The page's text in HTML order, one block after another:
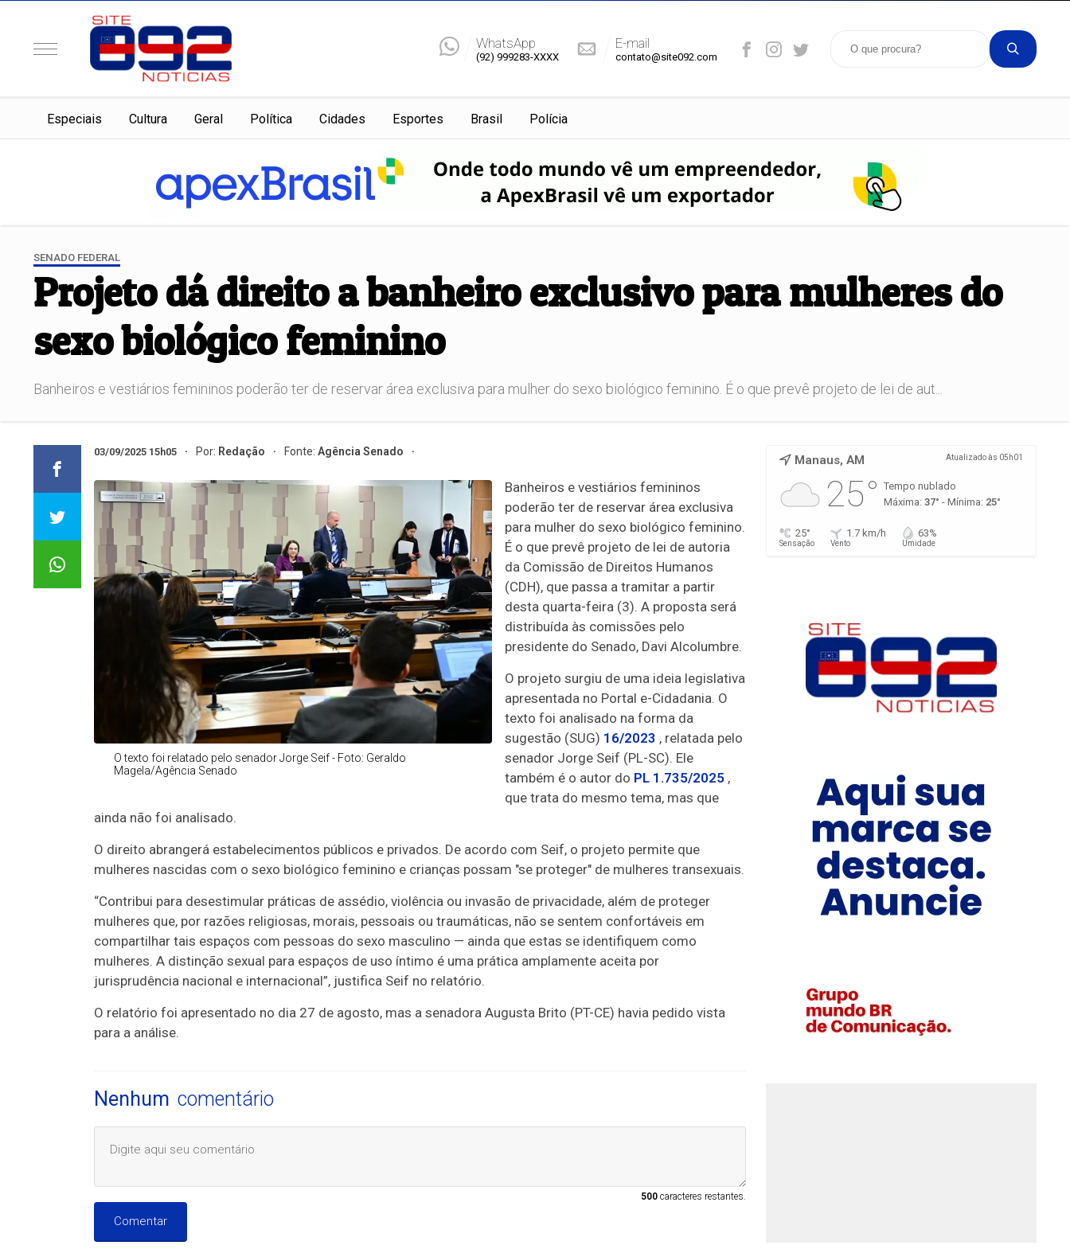
E-mail
contato@site092.com
WhatsApp
(92) 999283-XXXX
Especiais Cultura Geral Política Cidades Esportes Brasil Polícia
SENADO FEDERAL
Projeto dá direito a banheiro exclusivo para mulheres do
sexo biológico feminino
Banheiros e vestiários femininos poderão ter de reservar área exclusiva para mulher do sexo biológico feminino. É o que prevê projeto de lei de aut...
03/09/2025 15h05 Por: Redação Fonte: Agência Senado
O texto foi relatado pelo senador Jorge Seif - Foto: Geraldo
Magela/Agência Senado
Banheiros e vestiários femininos
poderão ter de reservar área exclusiva
para mulher do sexo biológico feminino.
É o que prevê projeto de lei de autoria
da Comissão de Direitos Humanos
(CDH), que passa a tramitar a partir
desta quarta-feira (3). A proposta será
distribuída às comissões pelo
presidente do Senado, Davi Alcolumbre.
O projeto surgiu de uma ideia legislativa
apresentada no Portal e-Cidadania. O
texto foi analisado na forma da
sugestão (SUG) 16/2023 , relatada pelo
senador Jorge Seif (PL-SC). Ele
também é o autor do PL 1.735/2025,
que trata do mesmo tema, mas que
ainda não foi analisado.
O direito abrangerá estabelecimentos públicos e privados. De acordo com Seif, o projeto permite que
mulheres nascidas com o sexo biológico feminino e crianças possam "se proteger" de mulheres transexuais.
“Contribui para desestimular práticas de assédio, violência ou invasão de privacidade, além de proteger
mulheres que, por razões religiosas, morais, pessoais ou traumáticas, não se sentem confortáveis em
compartilhar tais espaços com pessoas do sexo masculino — ainda que estas se identifiquem como
mulheres. A distinção sexual para espaços de uso íntimo é uma prática amplamente aceita por
jurisprudência nacional e internacional”, justifica Seif no relatório.
O relatório foi apresentado no dia 27 de agosto, mas a senadora Augusta Brito (PT-CE) havia pedido vista
para a análise.
Nenhum comentário
500caracteres restantes.
Comentar
Manaus, AM Atualizado às 05h01
25°
Tempo nublado
Máxima:37° - Mínima: 25°
25°
Sensação
1.7 km/h
Vento
63%
Umidade